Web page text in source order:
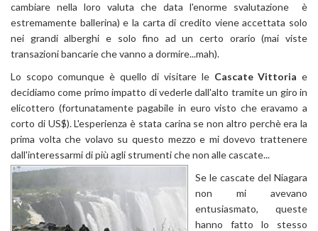
cambiare nella loro valuta che data l'enorme svalutazione è
estremamente ballerina) e la carta di credito viene accettata solo
nei grandi alberghi e solo fino ad un certo orario (mai viste
transazioni bancarie che vanno a dormire...mah).
Lo scopo comunque è quello di visitare le Cascate Vittoria e
decidiamo come primo impatto di vederle dall'alto tramite un giro in
elicottero (fortunatamente pagabile in euro visto che eravamo a
corto di US$). L'esperienza è stata carina se non altro perchè era la
prima volta che volavo su questo mezzo e mi dovevo trattenere
dall'interessarmi di più agli strumentiche non alle cascate...
Se le cascate del Niagara
non mi avevano
entusiasmato, queste
hanno fatto lo stesso